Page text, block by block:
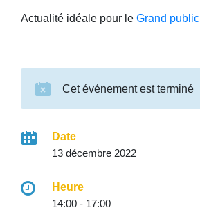
Actualité idéale pour le Grand public
Cet événement est terminé
Date
13 décembre 2022
Heure
14:00 - 17:00